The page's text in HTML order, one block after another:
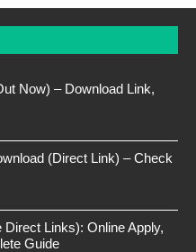
Now) – Download Link,
(Direct Link) – Check
Direct Links): Online Apply,
Guide